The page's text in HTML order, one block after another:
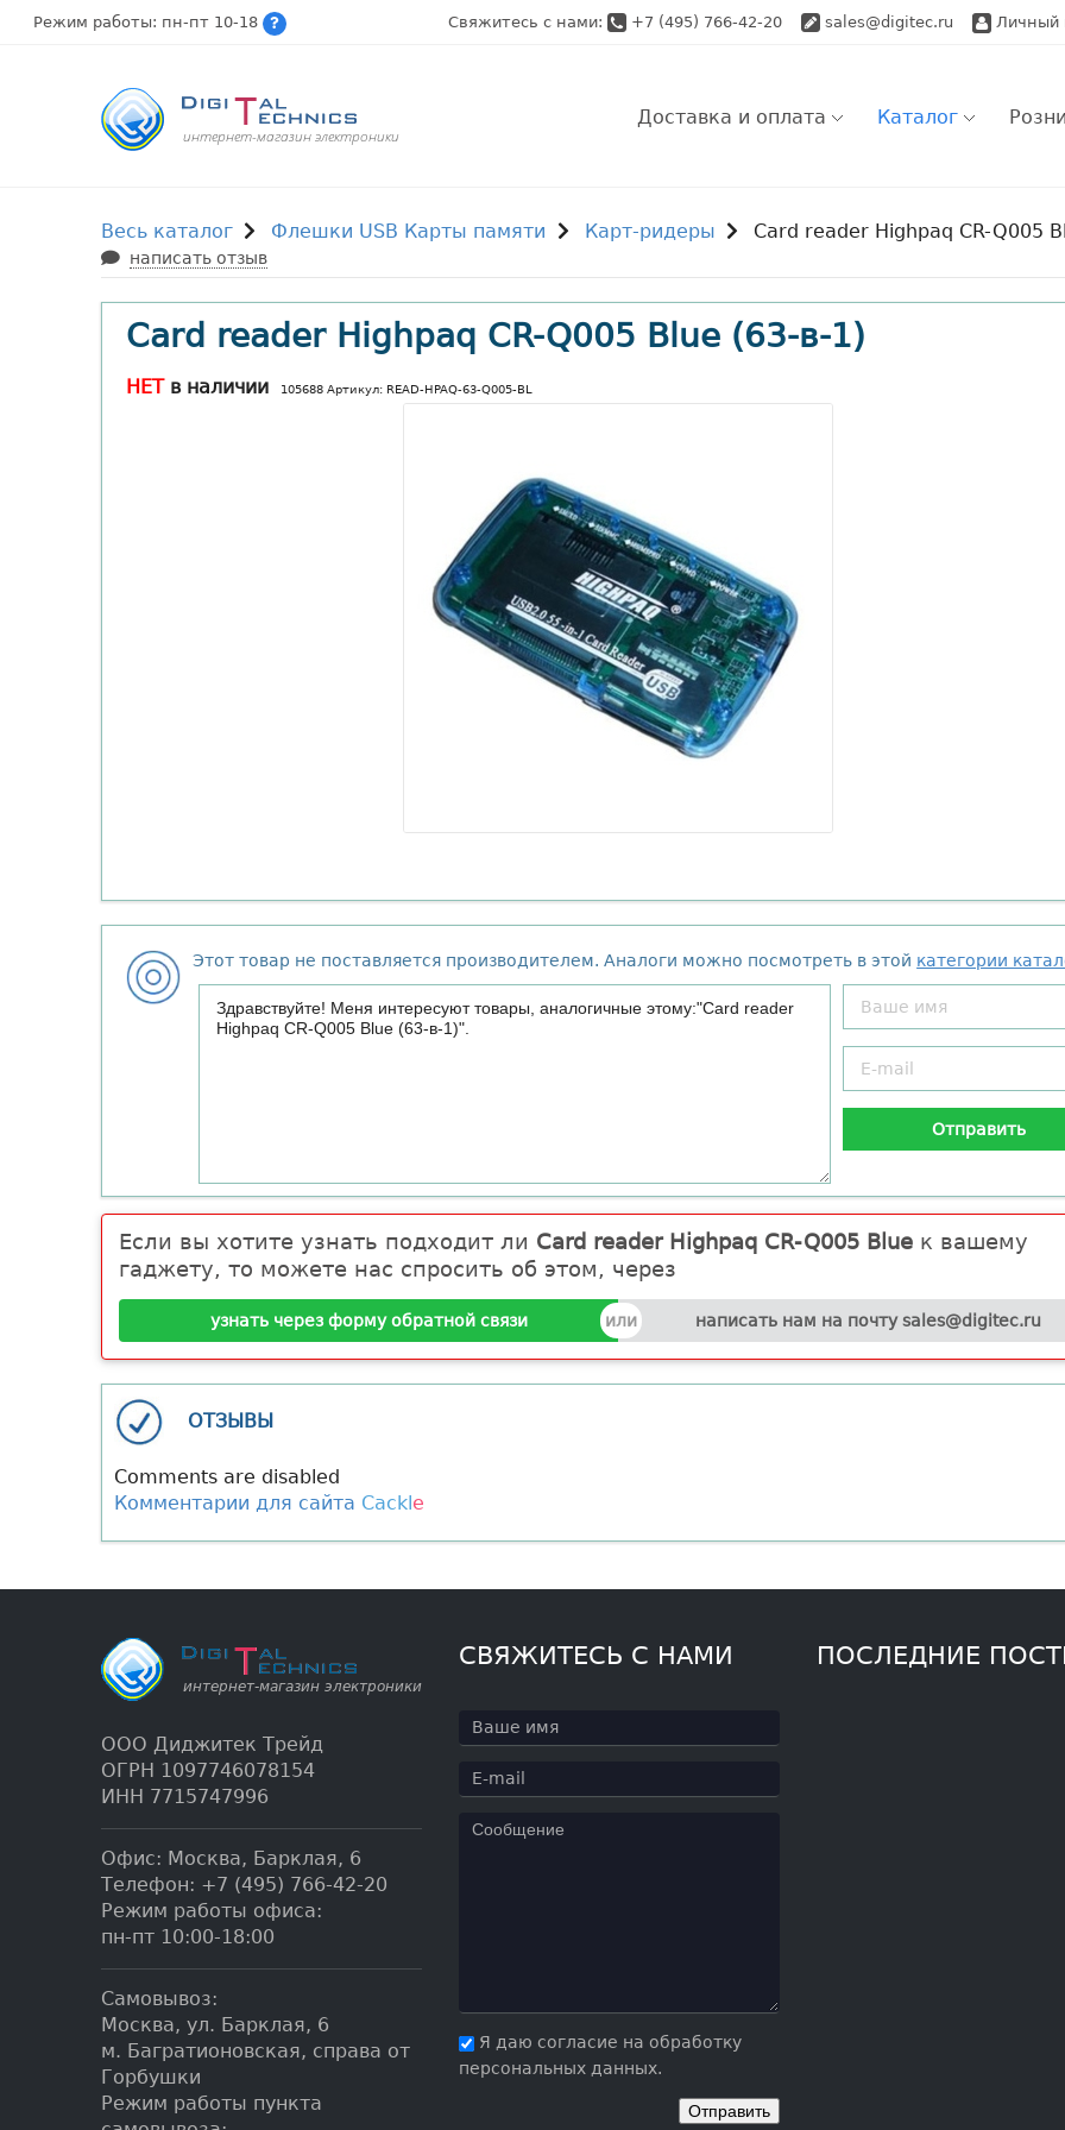
Свяжитесь с нами: +7 (495) 766-42-20 sales@digitec.ru Личный
Режим работы: пн-пт 10-18
интернет-магазин электроники
Доставка и оплата
Доставка по
Каталог
Весь каталог Флешки USB Карты памяти Карт-ридеры Card reader Highpaq CR-Q005
написать отзыв
Card reader Highpaq CR-Q005 Blue (63-в-1)
НЕТв наличии 105688 Артикул: READ-HPAQ-63-Q005-BL
Этот товар не поставляется производителем. Аналоги можно посмотреть в этой категории
Если вы хотите узнать подходит ли Card reader Highpaq CR-Q005 Blue к вашему
гаджету, то можете нас спросить об этом, через
узнать через форму обратной связи написать нам на почту sales@digitec.ru
ОТЗЫВЫ
Comments are disabled
Комментарии для сайта Cackl e
ООО Диджитек Трейд
ОГРН 1097746078154
ИНН 7715747996
Офис: Москва, Барклая, 6
Телефон: +7 (495) 766-42-20
Режим работы офиса:
пн-пт 10:00-18:00
Самовывоз:
Москва, ул. Барклая, 6
м. Багратионовская, справа от
Горбушки
Режим работы пункта
СВЯЖИТЕСЬ С НАМИ
Я даю согласие на обработку
персональных данных.
ПОСЛЕДНИЕ